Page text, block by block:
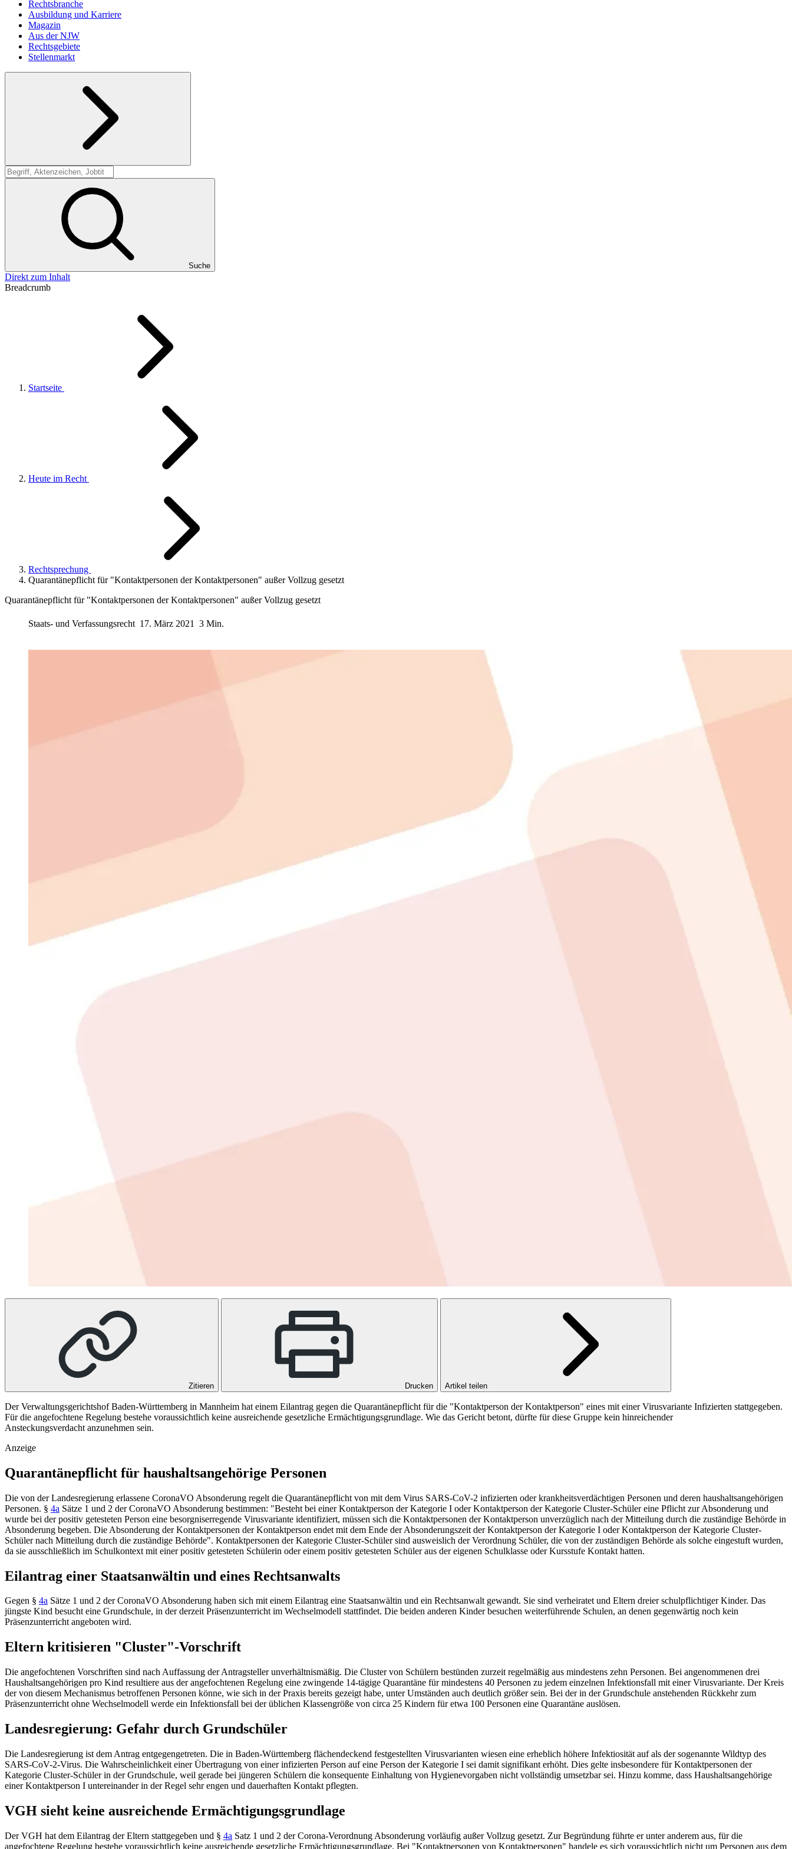
Rechtsbranche
Ausbildung und Karriere
Magazin
Aus der NJW
Rechtsgebiete
Stellenmarkt
Suche
Suche
Direkt zum Inhalt
Breadcrumb
Startseite
Heute im Recht
Rechtsprechung
Quarantänepflicht für "Kontaktpersonen der Kontaktpersonen" außer Vollzug gesetzt
Quarantänepflicht für "Kontaktpersonen der Kontaktpersonen" außer Vollzug gesetzt
Staats- und Verfassungsrecht 17. März 2021 3 Min.
Zitieren Drucken Artikel teilen
Der Verwaltungsgerichtshof Baden-Württemberg in Mannheim hat einem Eilantrag gegen die Quarantänepflicht für die "Kontaktperson der Kontaktperson" eines mit einer Virusvariante Infizierten stattgegeben.
Für die angefochtene Regelung bestehe voraussichtlich keine ausreichende gesetzliche Ermächtigungsgrundlage. Wie das Gericht betont, dürfte für diese Gruppe kein hinreichender
Ansteckungsverdacht anzunehmen sein.
Anzeige
Quarantänepflicht für haushaltsangehörige Personen
Die von der Landesregierung erlassene CoronaVO Absonderung regelt die Quarantänepflicht von mit dem Virus SARS-CoV-2 infizierten oder krankheitsverdächtigen Personen und deren haushaltsangehörigen
Personen. § 4a Sätze 1 und 2 der CoronaVO Absonderung bestimmen: "Besteht bei einer Kontaktperson der Kategorie I oder Kontaktperson der Kategorie Cluster-Schüler eine Pflicht zur Absonderung und
wurde bei der positiv getesteten Person eine besorgniserregende Virusvariante identifiziert, müssen sich die Kontaktpersonen der Kontaktperson unverzüglich nach der Mitteilung durch die zuständige Behörde in
Absonderung begeben. Die Absonderung der Kontaktpersonen der Kontaktperson endet mit dem Ende der Absonderungszeit der Kontaktperson der Kategorie I oder Kontaktperson der Kategorie Cluster-
Schüler nach Mitteilung durch die zuständige Behörde". Kontaktpersonen der Kategorie Cluster-Schüler sind ausweislich der Verordnung Schüler, die von der zuständigen Behörde als solche eingestuft wurden,
da sie ausschließlich im Schulkontext mit einer positiv getesteten Schülerin oder einem positiv getesteten Schüler aus der eigenen Schulklasse oder Kursstufe Kontakt hatten.
Eilantrag einer Staatsanwältin und eines Rechtsanwalts
Gegen § 4a Sätze 1 und 2 der CoronaVO Absonderung haben sich mit einem Eilantrag eine Staatsanwältin und ein Rechtsanwalt gewandt. Sie sind verheiratet und Eltern dreier schulpflichtiger Kinder. Das
jüngste Kind besucht eine Grundschule, in der derzeit Präsenzunterricht im Wechselmodell stattfindet. Die beiden anderen Kinder besuchen weiterführende Schulen, an denen gegenwärtig noch kein
Präsenzunterricht angeboten wird.
Eltern kritisieren "Cluster"-Vorschrift
Die angefochtenen Vorschriften sind nach Auffassung der Antragsteller unverhältnismäßig. Die Cluster von Schülern bestünden zurzeit regelmäßig aus mindestens zehn Personen. Bei angenommenen drei
Haushaltsangehörigen pro Kind resultiere aus der angefochtenen Regelung eine zwingende 14-tägige Quarantäne für mindestens 40 Personen zu jedem einzelnen Infektionsfall mit einer Virusvariante. Der Kreis
der von diesem Mechanismus betroffenen Personen könne, wie sich in der Praxis bereits gezeigt habe, unter Umständen auch deutlich größer sein. Bei der in der Grundschule anstehenden Rückkehr zum
Präsenzunterricht ohne Wechselmodell werde ein Infektionsfall bei der üblichen Klassengröße von circa 25 Kindern für etwa 100 Personen eine Quarantäne auslösen.
Landesregierung: Gefahr durch Grundschüler
Die Landesregierung ist dem Antrag entgegengetreten. Die in Baden-Württemberg flächendeckend festgestellten Virusvarianten wiesen eine erheblich höhere Infektiosität auf als der sogenannte Wildtyp des
SARS-CoV-2-Virus. Die Wahrscheinlichkeit einer Übertragung von einer infizierten Person auf eine Person der Kategorie I sei damit signifikant erhöht. Dies gelte insbesondere für Kontaktpersonen der
Kategorie Cluster-Schüler in der Grundschule, weil gerade bei jüngeren Schülern die konsequente Einhaltung von Hygienevorgaben nicht vollständig umsetzbar sei. Hinzu komme, dass Haushaltsangehörige
einer Kontaktperson I untereinander in der Regel sehr engen und dauerhaften Kontakt pflegten.
VGH sieht keine ausreichende Ermächtigungsgrundlage
Der VGH hat dem Eilantrag der Eltern stattgegeben und § 4a Satz 1 und 2 der Corona-Verordnung Absonderung vorläufig außer Vollzug gesetzt. Zur Begründung führte er unter anderem aus, für die
angefochtene Regelung bestehe voraussichtlich keine ausreichende gesetzliche Ermächtigungsgrundlage. Bei "Kontaktpersonen von Kontaktpersonen" handele es sich voraussichtlich nicht um Personen aus dem